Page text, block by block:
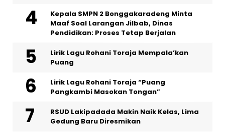
Kepala SMPN 2 Bonggakaradeng Minta
Maaf Soal Larangan Jilbab, Dinas
Pendidikan: Proses Tetap Berjalan
Lirik Lagu Rohani Toraja Mempala’kan
Puang
Lirik Lagu Rohani Toraja “Puang
Pangkambi Masokan Tongan”
RSUD Lakipadada Makin Naik Kelas, Lima
Gedung Baru Diresmikan